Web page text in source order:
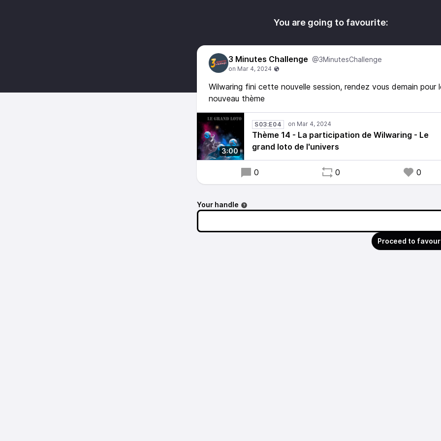
You are going to favourite:
3 Minutes Challenge @3MinutesChallenge
Wilwaring fini cette nouvelle session, rendez vous demain pour
nouveau thème
3:00
S03:E04
Thème 14 - La participation de Wilwaring - Le
grand loto de l'univers
0 0 0
Your handle
Proceed to